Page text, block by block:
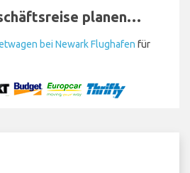
planen…
bei Newark Flughafen für